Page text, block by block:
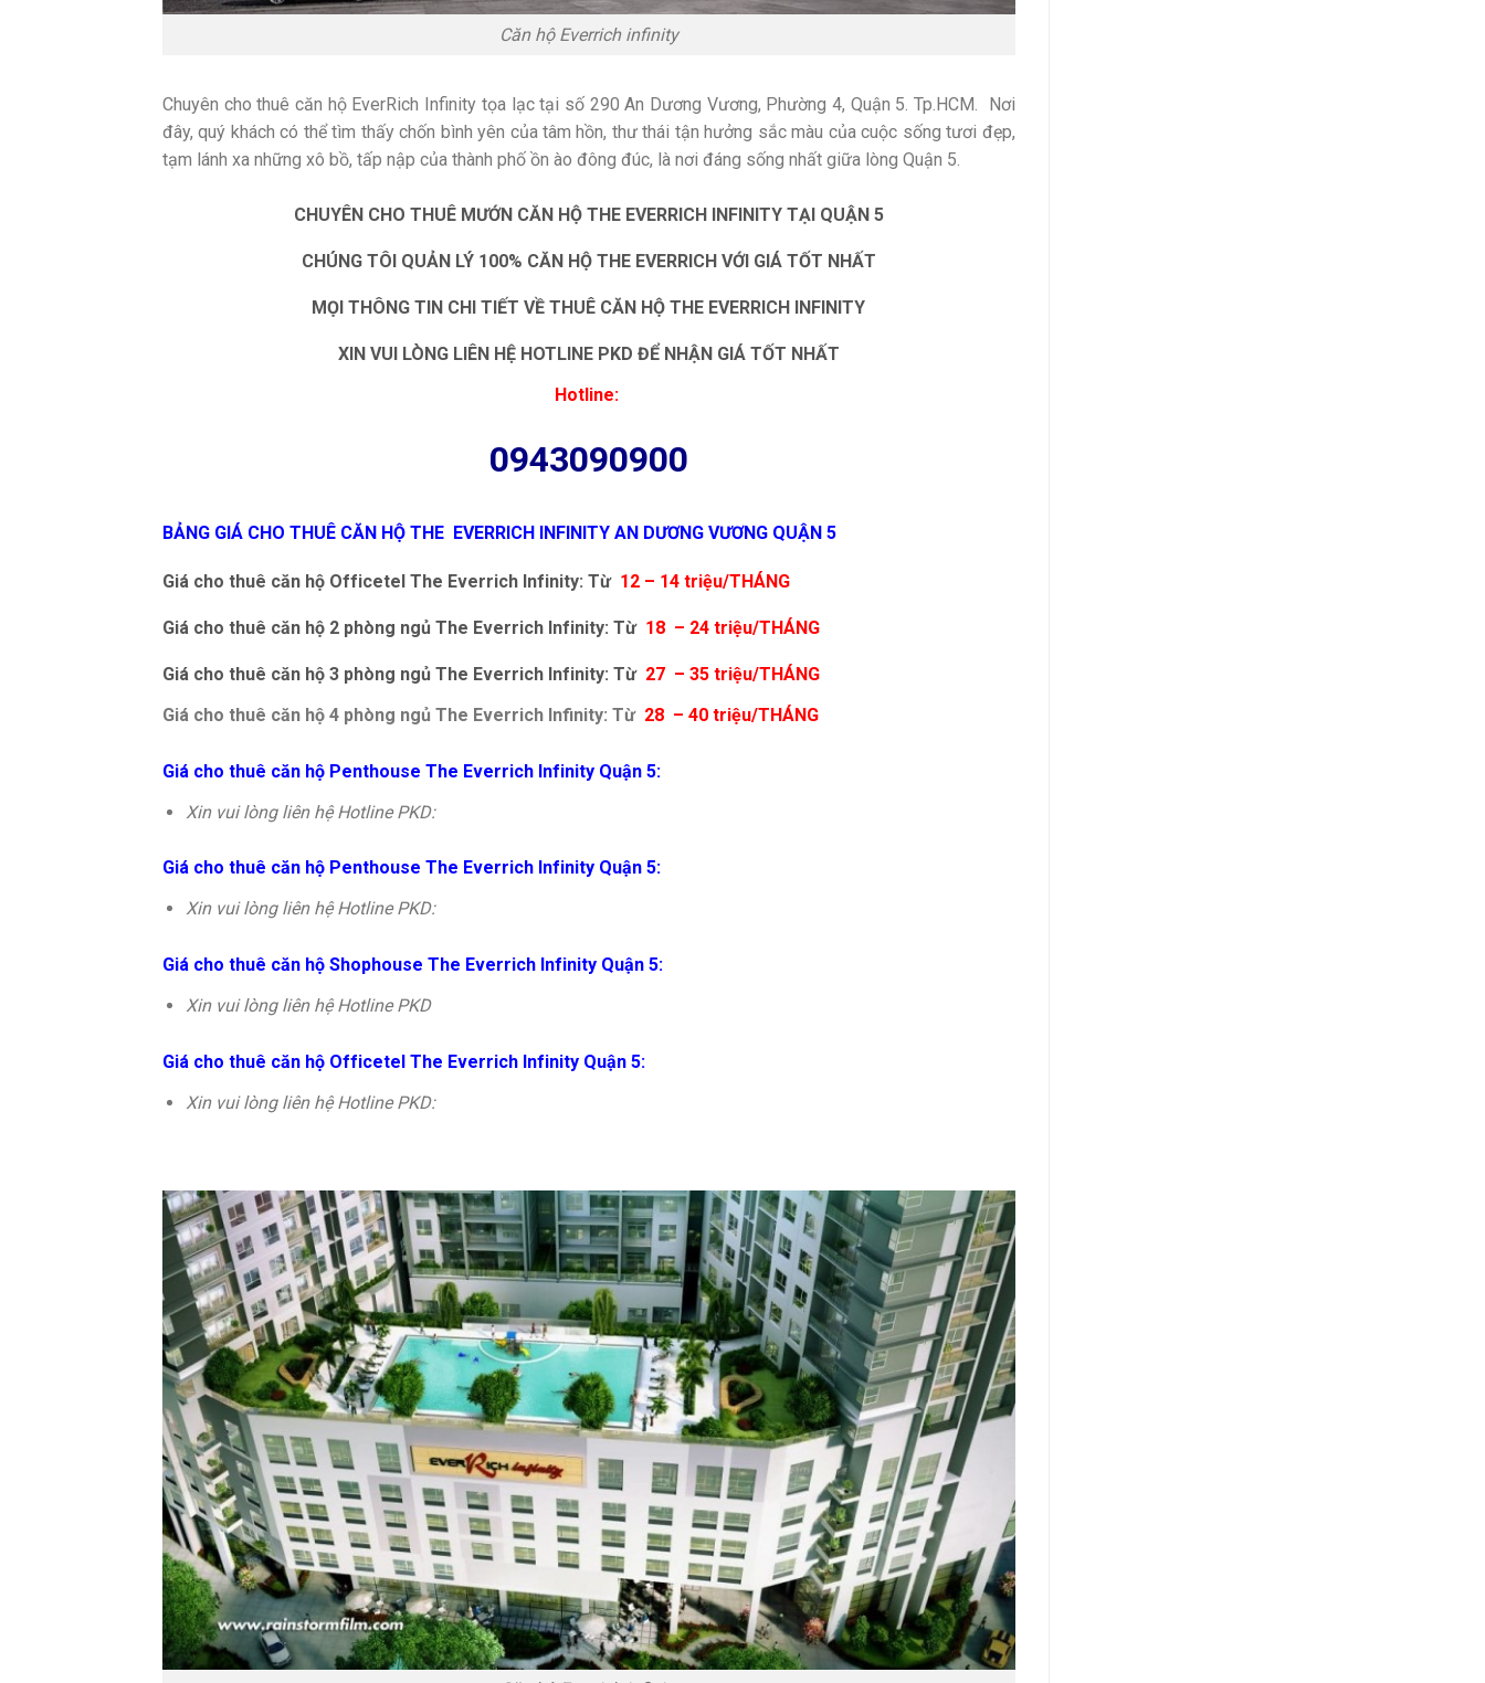
Căn hộ Everrich infinity
Chuyên cho thuê căn hộ EverRich Infinity tọa lạc tại số 290 An Dương Vương, Phường 4, Quận 5. Tp.HCM. Nơi
đây, quý khách có thể tìm thấy chốn bình yên của tâm hồn, thư thái tận hưởng sắc màu của cuộc sống tươi đẹp,
tạm lánh xa những xô bồ, tấp nập của thành phố ồn ào đông đúc, là nơi đáng sống nhất giữa lòng Quận 5.
CHUYÊN CHO THUÊ MƯỚN CĂN HỘ THE EVERRICH INFINITY TẠI QUẬN 5
CHÚNG TÔI QUẢN LÝ 100% CĂN HỘ THE EVERRICH VỚI GIÁ TỐT NHẤT
MỌI THÔNG TIN CHI TIẾT VỀ THUÊ CĂN HỘ THE EVERRICH INFINITY
XIN VUI LÒNG LIÊN HỆ HOTLINE PKD ĐỂ NHẬN GIÁ TỐT NHẤT
Hotline:
0943090900
BẢNG GIÁ CHO THUÊ CĂN HỘ THE EVERRICH INFINITY AN DƯƠNG VƯƠNG QUẬN 5
Giá cho thuê căn hộ Officetel The Everrich Infinity: Từ 12 – 14 triệu/THÁNG
Giá cho thuê căn hộ 2 phòng ngủ The Everrich Infinity: Từ 18 – 24 triệu/THÁNG
Giá cho thuê căn hộ 3 phòng ngủ The Everrich Infinity: Từ 27 – 35 triệu/THÁNG
Giá cho thuê căn hộ 4 phòng ngủ The Everrich Infinity: Từ 28 – 40 triệu/THÁNG
Giá cho thuê căn hộ Penthouse The Everrich Infinity Quận 5:
Xin vui lòng liên hệ Hotline PKD:
Giá cho thuê căn hộ Penthouse The Everrich Infinity Quận 5:
Xin vui lòng liên hệ Hotline PKD:
Giá cho thuê căn hộ Shophouse The Everrich Infinity Quận 5:
Xin vui lòng liên hệ Hotline PKD
Giá cho thuê căn hộ Officetel The Everrich Infinity Quận 5:
Xin vui lòng liên hệ Hotline PKD: